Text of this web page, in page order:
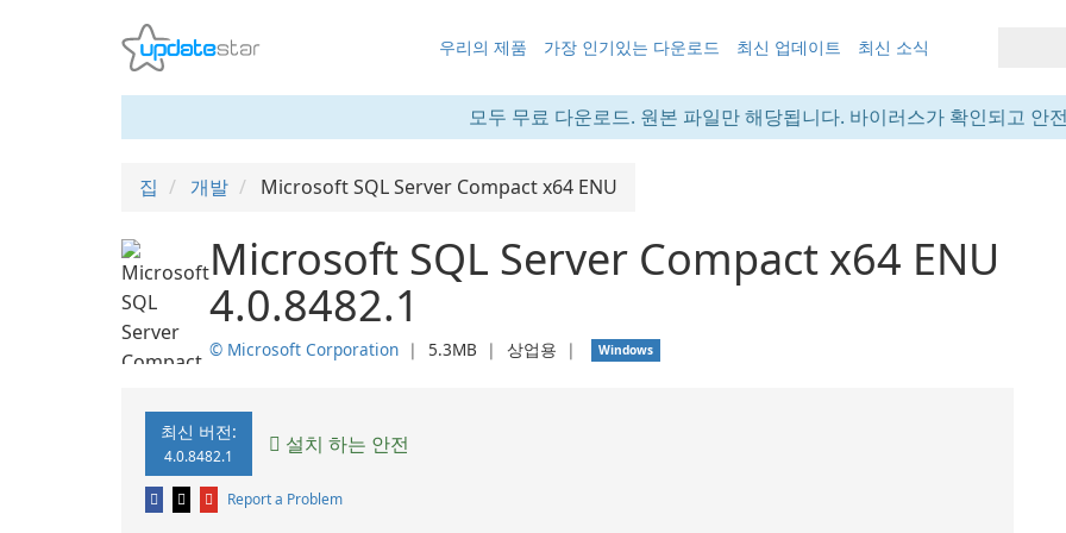
우리의 제품 가장 인기있는 다운로드 최신 업데이트 최신 소식
모두 무료 다운로드. 원본 파일만 해당됩니다. 바이러스가 확인되고 안
집 개발 Microsoft SQL Server Compact x64 ENU
Microsoft SQL Server Compact x64 ENU
4.0.8482.1
© Microsoft Corporation ❘ 5.3MB ❘ 상업용 ❘ Windows
최신 버전:
4.0.8482.1 설치 하는 안전
Report a Problem